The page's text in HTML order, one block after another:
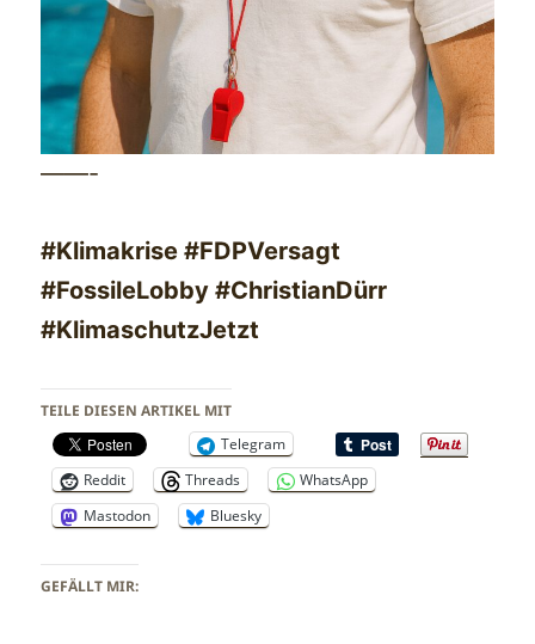
——-
#Klimakrise #FDPVersagt
#FossileLobby #ChristianDürr
#KlimaschutzJetzt
TEILE DIESEN ARTIKEL MIT
Telegram
Reddit
Threads
WhatsApp
Mastodon
Bluesky
GEFÄLLT MIR: